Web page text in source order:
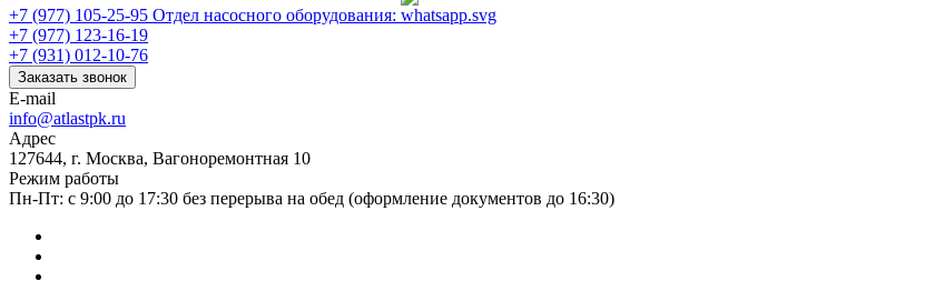
+7 (977) 105-25-95 Отдел насосного оборудования:
+7 (977) 123-16-19
+7 (931) 012-10-76
Заказать звонок
E-mail
info@atlastpk.ru
Адрес
127644, г. Москва, Вагоноремонтная 10
Режим работы
Пн-Пт: с 9:00 до 17:30 без перерыва на обед (оформление документов до 16:30)